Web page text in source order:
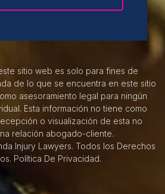
sitio web es solo para fines de
de lo que se encuentra en este sitio
asesoramiento legal para ningún
Esta información no tiene como
o visualización de esta no
relación abogado-cliente.
Injury Lawyers. Todos los Derechos
Política De Privacidad.